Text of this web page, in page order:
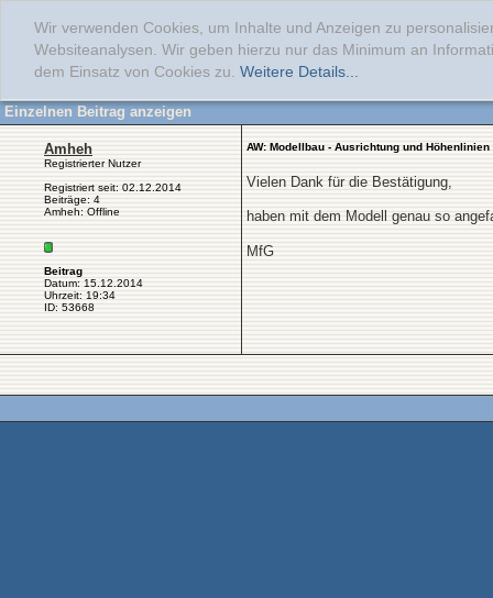
Wir verwenden Cookies, um Inhalte und Anzeigen zu
Websiteanalysen. Wir geben hierzu nur das Minimum an
dem Einsatz von Cookies zu. Weitere Details...
Einzelnen Beitrag anzeigen
Amheh
Registrierter Nutzer
Registriert seit: 02.12.2014
Beiträge: 4
Amheh: Offline
Beitrag
Datum: 15.12.2014
Uhrzeit: 19:34
ID: 53668
AW: Modellbau - Ausrichtung und Höhenlinien
Vielen Dank für die Bestätigung,
haben mit dem Modell genau so
MfG